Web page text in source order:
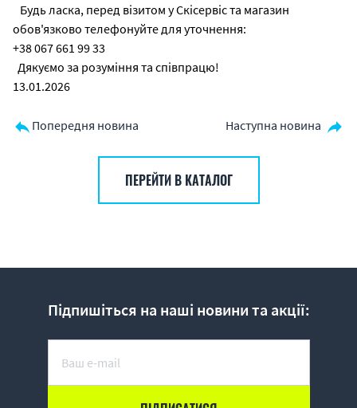
Будь ласка, перед візитом у Скісервіс та магазин
обов'язково телефонуйте для уточнення:
+38 067 661 99 33
Дякуємо за розуміння та співпрацю!
13.01.2026
Попередня новина Наступна новина
ПЕРЕЙТИ В КАТАЛОГ
Підпишіться на наші новини та акції: